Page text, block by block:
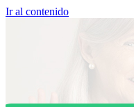
Ir al contenido